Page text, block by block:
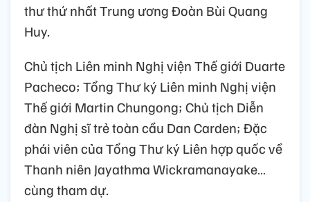
thư thứ nhất Trung ương Đoàn Bùi Quang
Huy.
Chủ tịch Liên minh Nghị viện Thế giới Duarte
Pacheco; Tổng Thư ký Liên minh Nghị viện
Thế giới Martin Chungong; Chủ tịch Diễn
đàn Nghị sĩ trẻ toàn cầu Dan Carden; Đặc
phái viên của Tổng Thư ký Liên hợp quốc về
Thanh niên Jayathma Wickramanayake…
cùng tham dự.